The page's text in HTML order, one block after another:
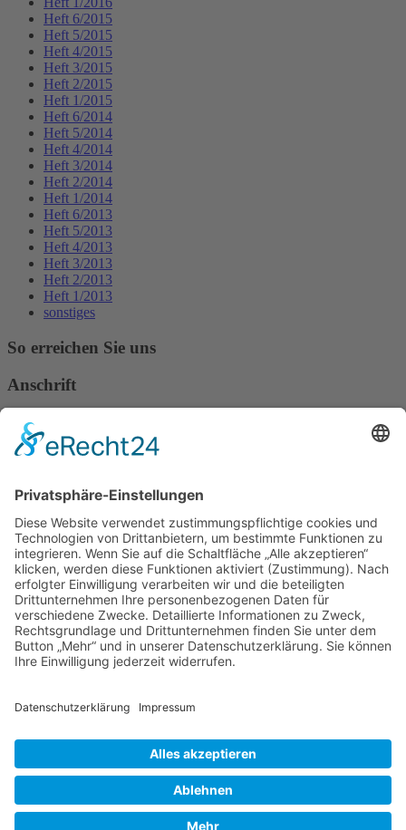
Heft 6/2015
Heft 5/2015
Heft 4/2015
Heft 3/2015
Heft 2/2015
Heft 1/2015
Heft 6/2014
Heft 5/2014
Heft 4/2014
Heft 3/2014
Heft 2/2014
Heft 1/2014
Heft 6/2013
Heft 5/2013
Heft 4/2013
Heft 3/2013
Heft 2/2013
Heft 1/2013
sonstiges
So erreichen Sie uns
Anschrift
Verband Deutscher Tierheilpraktiker e.V.
Verbandsverwaltung
Am Rosenbraken 12
E-Mail
Diese E-Mail-Adresse ist vor Spambots geschützt! Zur Anzeige
muss JavaScript eingeschaltet sein!
Diese E-Mail-Adresse ist vor Spambots geschützt! Zur Anzeige
muss JavaScript eingeschaltet sein!
Telefon Service-Team
Tel: 0261-1349 5200
Tel: 0172-546 19 20
Datenschutzerklärung
Der Gesundheitsverband für Tiertherapeuten